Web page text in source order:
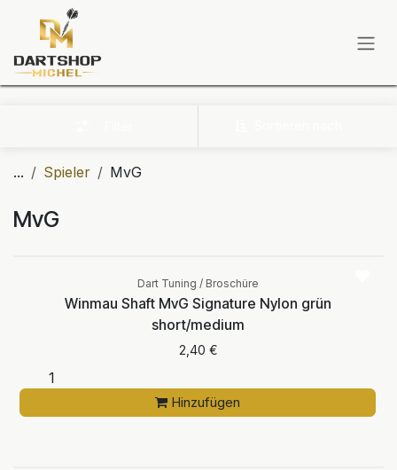
Zum Inhalt springen
... Spieler MvG
MvG
Dart Tuning / Broschüre
Winmau Shaft MvG Signature Nylon grün
short/medium
2,40 €
Hinzufügen